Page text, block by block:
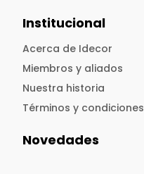
Institucional
Acerca de Idecor
Miembros y aliados
Nuestra historia
Términos y condiciones
Novedades